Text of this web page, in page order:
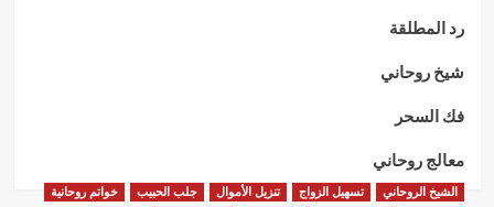
رد المطلقة
شيخ روحاني
فك السحر
معالج روحاني
الشيخ الروحاني تسهيل الزواج تنزيل الأموال جلب الحبيب
خواتم روحانية